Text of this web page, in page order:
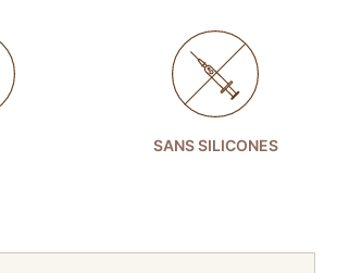
SANS SILICONES